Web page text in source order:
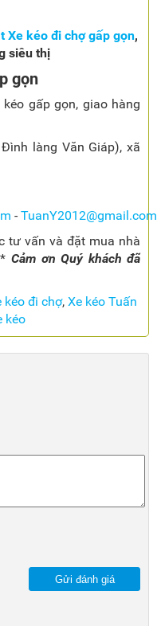
Xe kéo đi chợ gấp gọn,
siêu thị
gọn
gấp gọn, giao hàng
làng Văn Giáp), xã
- TuanY2012@gmail.com
tư vấn và đặt mua nhà
Cảm ơn Quý khách đã
kéo đi chợ, Xe kéo Tuấn
kéo
Gửi đánh giá